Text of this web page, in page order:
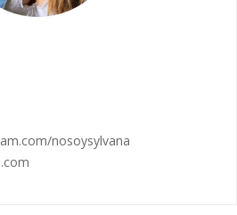
nosoysylvana